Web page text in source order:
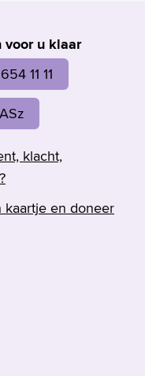
voor u klaar
11 11
klacht,
kaartje en doneer